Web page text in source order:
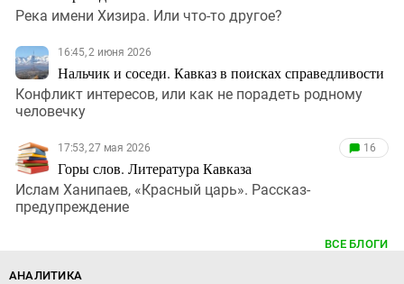
Река имени Хизира. Или что-то другое?
16:45, 2 июня 2026
Нальчик и соседи. Кавказ в поисках справедливости
Конфликт интересов, или как не порадеть родному
человечку
17:53, 27 мая 2026
Горы слов. Литература Кавказа
16
Ислам Ханипаев, «Красный царь». Рассказ-
предупреждение
ВСЕ БЛОГИ
АНАЛИТИКА